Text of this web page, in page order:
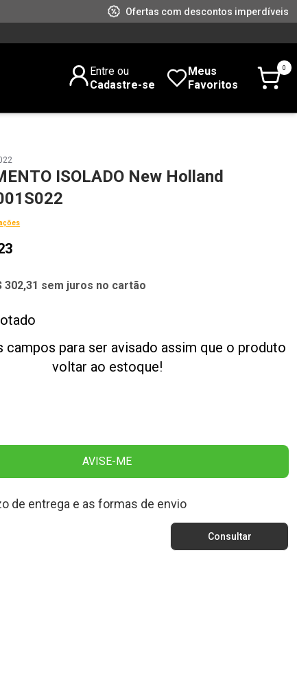
Ofertas com descontos imperdíveis
Entre ou
Cadastre-se
Meus
Favoritos
0
ISOLADO New Holland
302,31 sem juros no cartão
campos para ser avisado assim que o produto
voltar ao estoque!
AVISE-ME
de entrega e as formas de envio